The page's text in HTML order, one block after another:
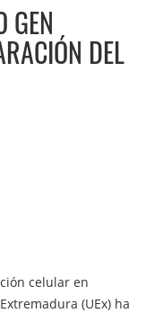
GEN
DEL
celular en
(UEx) ha